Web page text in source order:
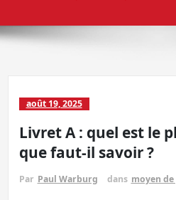
août 19, 2025
Livret A : quel est le
que faut-il savoir ?
Par Paul Warburg dans moyen